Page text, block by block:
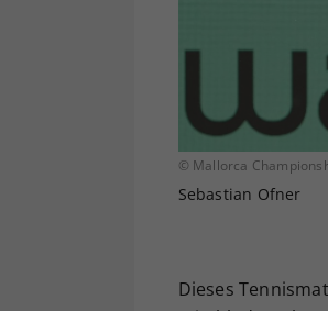
© Mallorca
Sebastian Ofner
Dieses